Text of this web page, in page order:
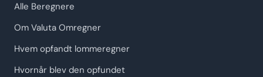
Alle Beregnere
Om Valuta Omregner
Hvem opfandt lommeregner
Hvornår blev den opfundet